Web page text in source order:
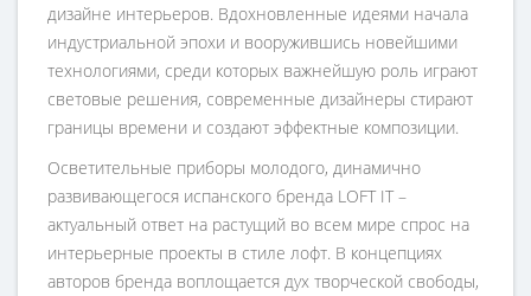
дизайне интерьеров. Вдохновленные идеями начала
индустриальной эпохи и вооружившись новейшими
технологиями, среди которых важнейшую роль играют
световые решения, современные дизайнеры стирают
границы времени и создают эффектные композиции.
Осветительные приборы молодого, динамично
развивающегося испанского бренда LOFT IT –
актуальный ответ на растущий во всем мире спрос на
интерьерные проекты в стиле лофт. В концепциях
авторов бренда воплощается дух творческой свободы,